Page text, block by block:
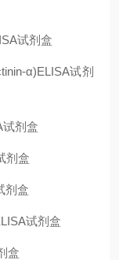
试剂盒
α)ELISA试剂
试剂盒
剂盒
剂盒
试剂盒
盒